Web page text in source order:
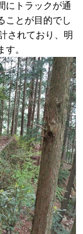
にトラックが通
ことが目的でし
されており、明
。